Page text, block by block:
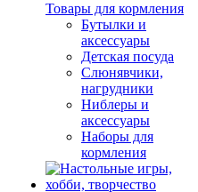
Товары для кормления
Бутылки и
аксессуары
Детская посуда
Слюнявчики,
нагрудники
Ниблеры и
аксессуары
Наборы для
кормления